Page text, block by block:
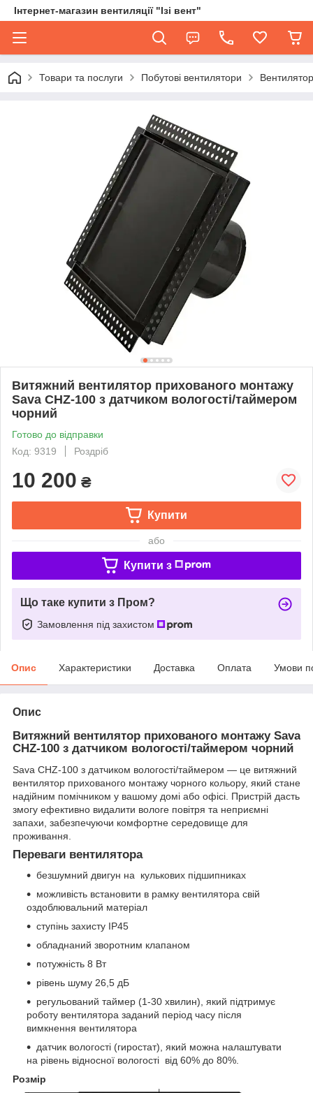
Інтернет-магазин вентиляції "Ізі вент"
Товари та послуги Побутові вентилятори
Витяжний вентилятор прихованого монтажу
Sava CHZ-100 з датчиком вологості/таймером
чорний
Готово до відправки
Код: 9319
Роздріб
10 200 ₴
Купити
або
Купити з
Що таке купити з Пром?
Замовлення під захистом
Опис Характеристики Доставка Оплата Умови
Опис
Витяжний вентилятор прихованого монтажу Sava
CHZ-100 з датчиком вологості/таймером чорний
Sava CHZ-100 з датчиком вологості/таймером — це витяжний
вентилятор прихованого монтажу чорного кольору, який стане
надійним помічником у вашому домі або офісі. Пристрій дасть
змогу ефективно видалити вологе повітря та неприємні
запахи, забезпечуючи комфортне середовище для
проживання.
Переваги вентилятора
безшумний двигун на кулькових підшипниках
можливість встановити в рамку вентилятора свій
оздоблювальний матеріал
ступінь захисту IP45
обладнаний зворотним клапаном
потужність 8 Вт
рівень шуму 26,5 дБ
регульований таймер (1-30 хвилин), який підтримує
роботу вентилятора заданий період часу після
вимкнення вентилятора
датчик вологості (гиростат), який можна налаштувати
на рівень відносної вологості від 60% до 80%.
Розмір